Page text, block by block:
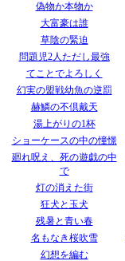
偽物か本物か
大富豪は誰
草陰の緊迫
問題児2人ただし最強
てことでよろしく
幻実の盟戦幼魚の逆罰
赫鱗の不倶戴天
湯上がりの1杯
ショーケースの中の憧憬
廻れ呪え、死の遊戯の中
で
灯の消えた街
狂犬と玉犬
残暑と青い春
名もなき桜吹雪
幻想を編む